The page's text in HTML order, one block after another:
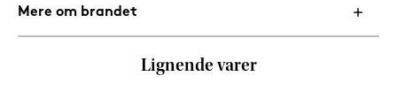
Mere om brandet
Lignende varer